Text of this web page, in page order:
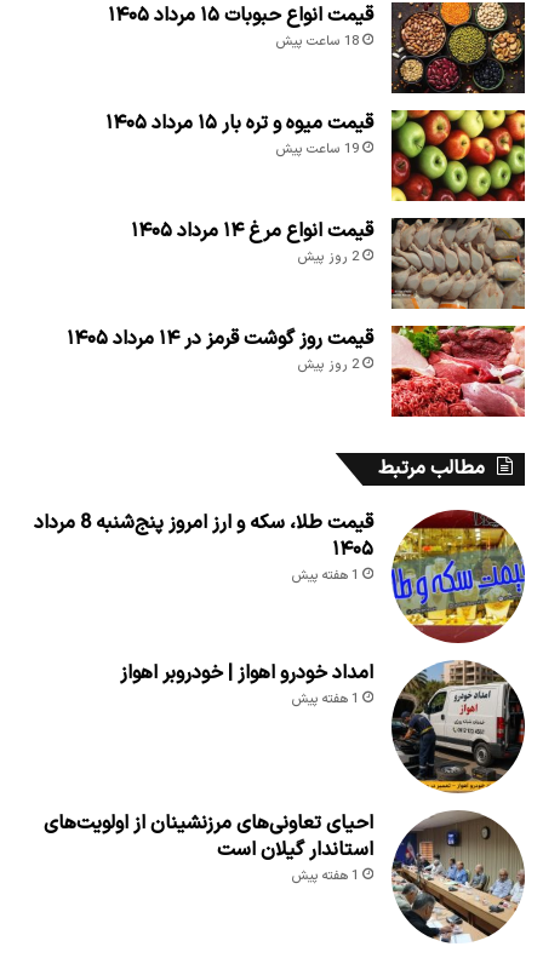
قیمت انواع حبوبات ۱۵ مرداد ۱۴۰۵
18 ساعت پیش
قیمت میوه و تره بار ۱۵ مرداد ۱۴۰۵
19 ساعت پیش
قیمت انواع مرغ ۱۴ مرداد ۱۴۰۵
2 روز پیش
قیمت روز گوشت قرمز در ۱۴ مرداد ۱۴۰۵
2 روز پیش
مطالب مرتبط
قیمت طلا، سکه و ارز امروز پنج‌شنبه 8 مرداد
۱۴۰۵
1 هفته پیش
امداد خودرو اهواز | خودروبر اهواز
1 هفته پیش
احیای تعاونی‌های مرزنشینان از اولویت‌های
استاندار گیلان است
1 هفته پیش